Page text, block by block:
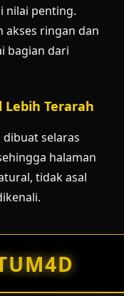
nilai penting.
akses ringan dan
bagian dari
Lebih Terarah
dibuat selaras
halaman
tidak asal